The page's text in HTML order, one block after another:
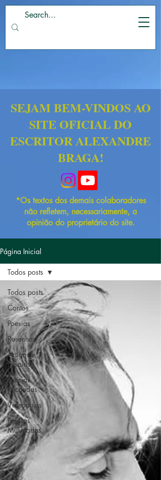
SEJAM BEM-VINDOS AO
SITE OFICIAL DO
ESCRITOR ALEXANDRE
BRAGA!
*Os textos dos demais colaboradores
não refletem, necessariamente, a
opinião do proprietário do site.
Página Inicial
Todos posts
Contos
Poesias
Resenhas
Artigos e
Ensaios
Poesias
Recitadas
Videoaulas
Poesias
Musicadas
Todos posts